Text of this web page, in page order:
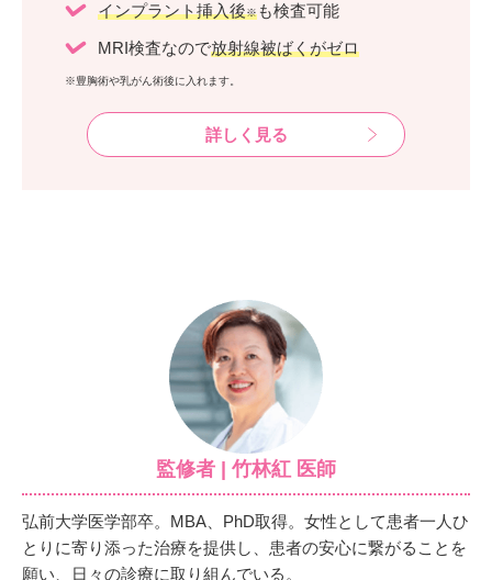
インプラント挿入後※ も検査可能
MRI検査なので放射線被ばくがゼロ
※豊胸術や乳がん術後に入れます。
詳しく見る
監修者 | 竹林紅 医師
弘前大学医学部卒。MBA、PhD取得。女性として患者一人ひ
とりに寄り添った治療を提供し、患者の安心に繋がることを
願い、日々の診療に取り組んでいる。